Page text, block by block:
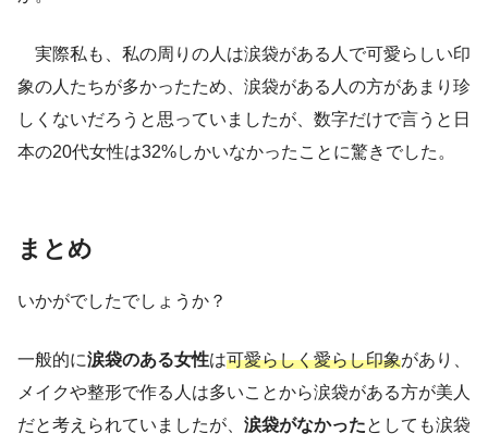
実際私も、私の周りの人は涙袋がある人で可愛らしい印
象の人たちが多かったため、涙袋がある人の方があまり珍
しくないだろうと思っていましたが、数字だけで言うと日
本の20代女性は32%しかいなかったことに驚きでした。
まとめ
いかがでしたでしょうか？
一般的に涙袋のある女性は可愛らしく愛らし印象があり、
メイクや整形で作る人は多いことから涙袋がある方が美人
だと考えられていましたが、 涙袋がなかったとしても涙袋